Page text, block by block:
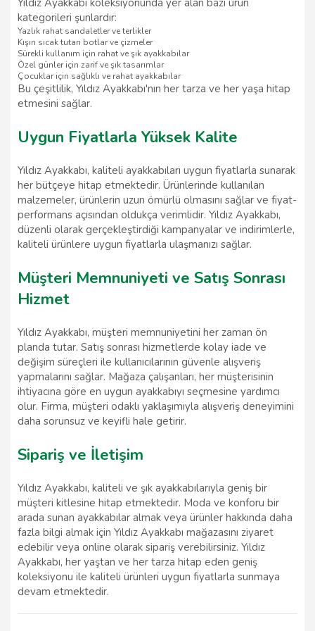
kategorileri şunlardır:
Yazlık rahat sandaletler ve terlikler
Kışın sıcak tutan botlar ve çizmeler
Sürekli kullanım için rahat ve şık ayakkabılar
Özel günler için zarif ve şık tasarımlar
Çocuklar için sağlıklı ve rahat ayakkabılar
Bu çeşitlilik, Yıldız Ayakkabı'nın her tarza ve her yaşa hitap
etmesini sağlar.
Uygun Fiyatlarla Yüksek Kalite
Yıldız Ayakkabı, kaliteli ayakkabıları uygun fiyatlarla sunarak
her bütçeye hitap etmektedir. Ürünlerinde kullanılan
malzemeler, ürünlerin uzun ömürlü olmasını sağlar ve fiyat-
performans açısından oldukça verimlidir. Yıldız Ayakkabı,
düzenli olarak gerçekleştirdiği kampanyalar ve indirimlerle,
kaliteli ürünlere uygun fiyatlarla ulaşmanızı sağlar.
Müşteri Memnuniyeti ve Satış Sonrası
Hizmet
Yıldız Ayakkabı, müşteri memnuniyetini her zaman ön
planda tutar. Satış sonrası hizmetlerde kolay iade ve
değişim süreçleri ile kullanıcılarının güvenle alışveriş
yapmalarını sağlar. Mağaza çalışanları, her müşterisinin
ihtiyacına göre en uygun ayakkabıyı seçmesine yardımcı
olur. Firma, müşteri odaklı yaklaşımıyla alışveriş deneyimini
daha sorunsuz ve keyifli hale getirir.
Sipariş ve İletişim
Yıldız Ayakkabı, kaliteli ve şık ayakkabılarıyla geniş bir
müşteri kitlesine hitap etmektedir. Moda ve konforu bir
arada sunan ayakkabılar almak veya ürünler hakkında daha
fazla bilgi almak için Yıldız Ayakkabı mağazasını ziyaret
edebilir veya online olarak sipariş verebilirsiniz. Yıldız
Ayakkabı, her yaştan ve her tarza hitap eden geniş
koleksiyonu ile kaliteli ürünleri uygun fiyatlarla sunmaya
devam etmektedir.